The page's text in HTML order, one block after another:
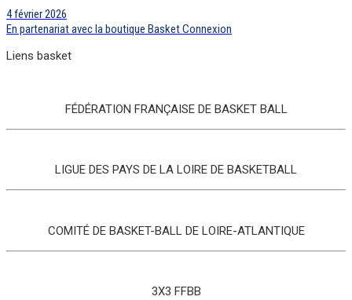
4 février 2026
En partenariat avec la boutique Basket Connexion
Liens basket
FÉDÉRATION FRANÇAISE DE BASKET BALL
LIGUE DES PAYS DE LA LOIRE DE BASKETBALL
COMITÉ DE BASKET-BALL DE LOIRE-ATLANTIQUE
3X3 FFBB